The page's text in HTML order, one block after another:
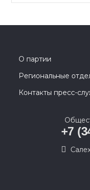
О партии
Региональные
Контакты пресс-
+7